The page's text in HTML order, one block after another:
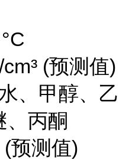
(预测值)
、甲醇、乙
、丙酮
预测值)